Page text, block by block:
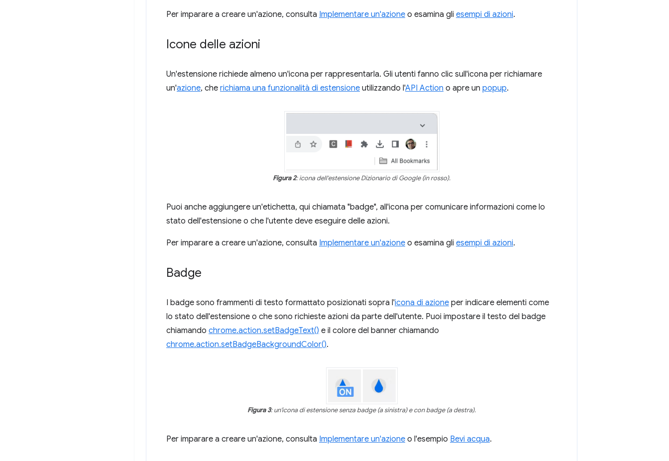
Per imparare a creare un'azione, consulta Implementare un'azione o esamina gli esempi di azioni.
Icone delle azioni
Un'estensione richiede almeno un'icona per rappresentarla. Gli utenti fanno clic sull'icona per richiamare
un'azione, che richiama una funzionalità di estensione utilizzando l'API Action o apre un popup.
Figura 2: icona dell'estensione Dizionario di Google (in rosso).
Puoi anche aggiungere un'etichetta, qui chiamata "badge", all'icona per comunicare informazioni come lo
stato dell'estensione o che l'utente deve eseguire delle azioni.
Per imparare a creare un'azione, consulta Implementare un'azione o esamina gli esempi di azioni.
Badge
I badge sono frammenti di testo formattato posizionati sopra l'icona di azione per indicare elementi come
lo stato dell'estensione o che sono richieste azioni da parte dell'utente. Puoi impostare il testo del badge
chiamando chrome.action.setBadgeText() e il colore del banner chiamando
chrome.action.setBadgeBackgroundColor().
Figura 3: un'icona di estensione senza badge (a sinistra) e con badge (a destra).
Per imparare a creare un'azione, consulta Implementare un'azione o l'esempio Bevi acqua.